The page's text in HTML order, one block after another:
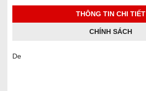
THÔNG TIN CHI TIẾT
CHÍNH SÁCH
De